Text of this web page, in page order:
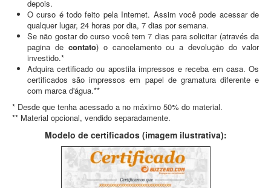
depois.
O curso é todo feito pela Internet. Assim você pode acessar de
qualquer lugar, 24 horas por dia, 7 dias por semana.
Se não gostar do curso você tem 7 dias para solicitar (através da
pagina de contato) o cancelamento ou a devolução do valor
investido.*
Adquira certificado ou apostila impressos e receba em casa. Os
certificados são impressos em papel de gramatura diferente e
com marca d'água.**
* Desde que tenha acessado a no máximo 50% do material.
** Material opcional, vendido separadamente.
Modelo de certificados (imagem ilustrativa):